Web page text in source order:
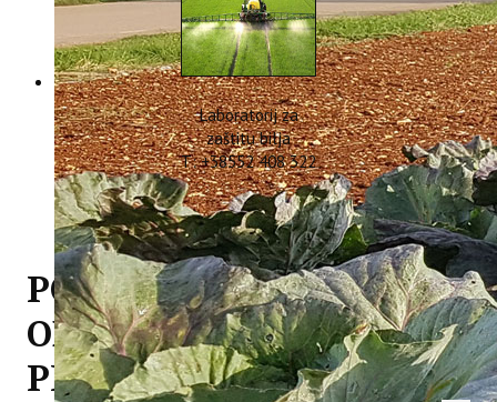
Laboratorij za
zaštitu bilja
T: +38552 408 322
POČETAK TEČAJA -
ODRŽIVA UPORABA
PESTICIDA